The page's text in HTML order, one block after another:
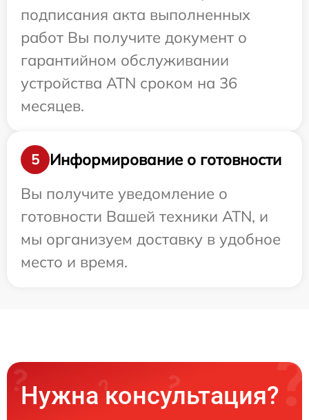
подписания акта выполненных
работ Вы получите документ о
гарантийном обслуживании
устройства ATN сроком на 36
месяцев.
5
Информирование о готовности
Вы получите уведомление о
готовности Вашей техники ATN, и
мы организуем доставку в удобное
место и время.
Нужна консультация?